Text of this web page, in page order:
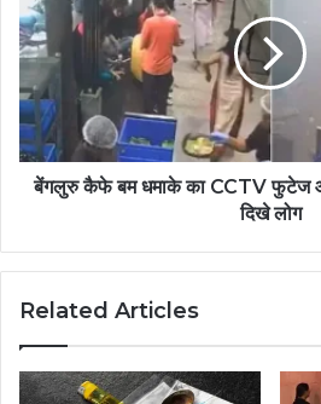
बेंगलुरु कैफे बम धमाके का CCTV फुटेज
दिखे लोग
Related Articles